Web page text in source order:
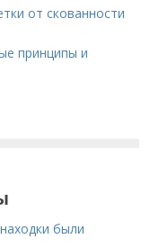
от скованности
принципы и
были